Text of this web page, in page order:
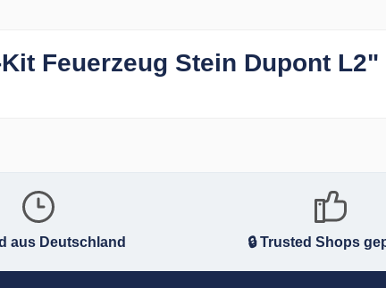
Feuerzeug Stein Dupont L2"
aus Deutschland 🔒 Trusted Shops